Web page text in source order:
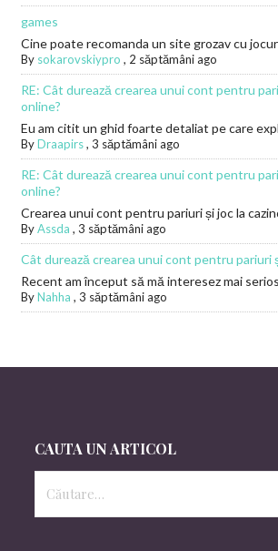
games
Cine poate recomanda un site grozav cu
By sokarovskiypro , 2 săptămâni ago
RE: Cât durează crearea unui cont pentru
online?
Eu am citit un ghid foarte detaliat pe care
ByDraapirs,3 săptămâni ago
RE: Cât durează crearea unui cont pentru
online?
Crearea unui cont pentru pariuri și joc la
ByAssda ,3 săptămâni ago
Cât durează crearea unui cont pentru pariuri
Recent am început să mă interesez mai
ByNahha ,3 săptămâni ago
CAUTA UN ARTICOL
după: